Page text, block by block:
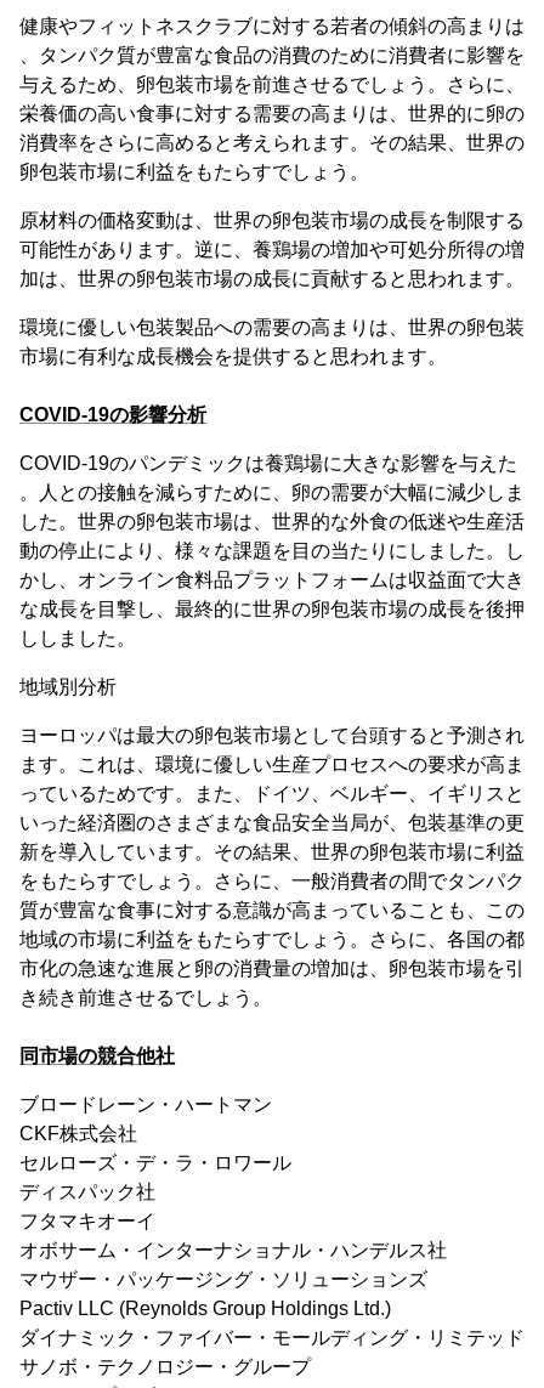
健康やフィットネスクラブに対する若者の傾斜の高まりは
、タンパク質が豊富な食品の消費のために消費者に影響を
与えるため、卵包装市場を前進させるでしょう。さらに、
栄養価の高い食事に対する需要の高まりは、世界的に卵の
消費率をさらに高めると考えられます。その結果、世界の
卵包装市場に利益をもたらすでしょう。
原材料の価格変動は、世界の卵包装市場の成長を制限する
可能性があります。逆に、養鶏場の増加や可処分所得の増
加は、世界の卵包装市場の成長に貢献すると思われます。
環境に優しい包装製品への需要の高まりは、世界の卵包装
市場に有利な成長機会を提供すると思われます。
COVID-19の影響分析
COVID-19のパンデミックは養鶏場に大きな影響を与えた
。人との接触を減らすために、卵の需要が大幅に減少しま
した。世界の卵包装市場は、世界的な外食の低迷や生産活
動の停止により、様々な課題を目の当たりにしました。し
かし、オンライン食料品プラットフォームは収益面で大き
な成長を目撃し、最終的に世界の卵包装市場の成長を後押
ししました。
地域別分析
ヨーロッパは最大の卵包装市場として台頭すると予測され
ます。これは、環境に優しい生産プロセスへの要求が高ま
っているためです。また、ドイツ、ベルギー、イギリスと
いった経済圏のさまざまな食品安全当局が、包装基準の更
新を導入しています。その結果、世界の卵包装市場に利益
をもたらすでしょう。さらに、一般消費者の間でタンパク
質が豊富な食事に対する意識が高まっていることも、この
地域の市場に利益をもたらすでしょう。さらに、各国の都
市化の急速な進展と卵の消費量の増加は、卵包装市場を引
き続き前進させるでしょう。
同市場の競合他社
ブロードレーン・ハートマン
CKF株式会社
セルローズ・デ・ラ・ロワール
ディスパック社
フタマキオーイ
オボサーム・インターナショナル・ハンデルス社
マウザー・パッケージング・ソリューションズ
Pactiv LLC (Reynolds Group Holdings Ltd.)
ダイナミック・ファイバー・モールディング・リミテッド
サノボ・テクノロジー・グループ